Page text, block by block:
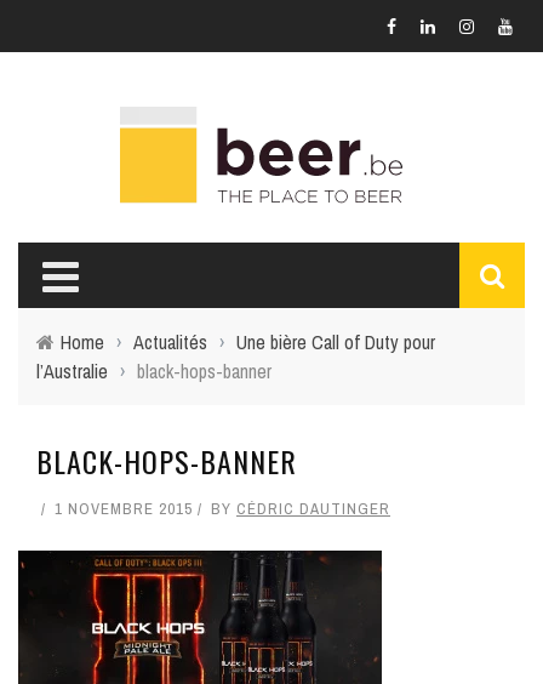
Home › Actualités › Une bière Call of Duty pour
l’Australie › black-hops-banner
BLACK-HOPS-BANNER
1 NOVEMBRE 2015 BY CÉDRIC DAUTINGER